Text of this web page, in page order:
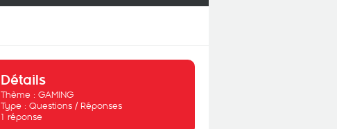
Détails
Thème : GAMING
Type : Questions / Réponses
1 réponse